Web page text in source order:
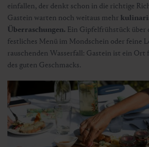
einfallen, der denkt schon in die richtige
Gastein warten noch weitaus mehr
Überraschungen. Ein Gipfelfrühstück über
festliches Menü im Mondschein oder feine
rauschenden Wasserfall: Gastein ist ein Ort
des guten Geschmacks.